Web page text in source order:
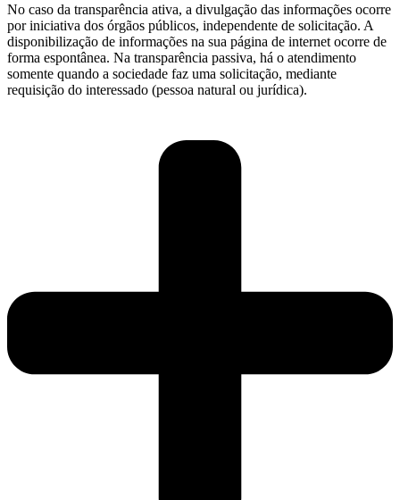
No caso da transparência ativa, a divulgação das informações ocorre
por iniciativa dos órgãos públicos, independente de solicitação. A
disponibilização de informações na sua página de internet ocorre de
forma espontânea. Na transparência passiva, há o atendimento
somente quando a sociedade faz uma solicitação, mediante
requisição do interessado (pessoa natural ou jurídica).